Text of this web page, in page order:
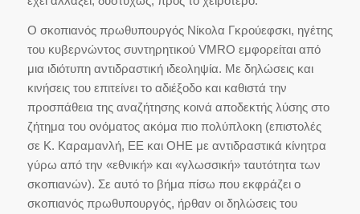
Ο σκοπιανός πρωθυπουργός Νίκολα Γκρούεφσκι, ηγέτης
του κυβερνώντος συντηρητικού VMRO εμφορείται από
μια ιδιότυπη αντιδραστική ιδεοληψία. Με δηλώσεις και
κινήσεις του επιτείνει το αδιέξοδο και καθιστά την
προσπάθεια της αναζήτησης κοινά αποδεκτής λύσης στο
ζήτημα του ονόματος ακόμα πιο πολύπλοκη (επιστολές
σε Κ. Καραμανλή, ΕΕ και ΟΗΕ με αντιδραστικά κίνητρα
γύρω από την «εθνική» και «γλωσσική» ταυτότητα των
σκοπιανών). Σε αυτό το βήμα πίσω που εκφράζει ο
σκοπιανός πρωθυπουργός, ήρθαν οι δηλώσεις του